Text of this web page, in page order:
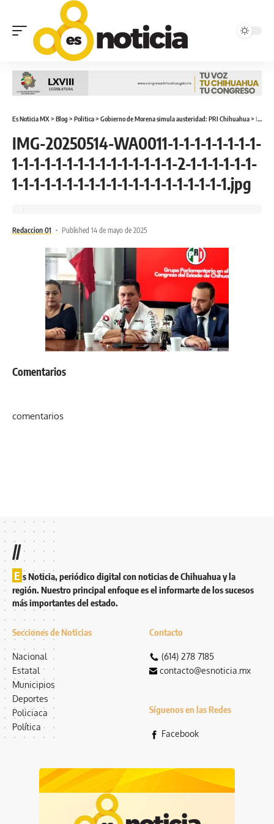
Es Noticia MX> Blog > Politica> Gobierno de Morena simula austeridad: PRI Chihuahua> IMG-20250514-WA0011-1-1-1-1-1-1-1-1-1-1-1-1-1-1-1-1-1-1-1-1-1-1-1-2-1-1-1-1-1-1-1-1-1-1-1-1-1-1-1-1-1-1-1-1-1-1-1-1-1-1.jpg
IMG-20250514-WA0011-1-1-1-1-1-1-1-1-
1-1-1-1-1-1-1-1-1-1-1-1-1-1-1-2-1-1-1-1-1-1-
1-1-1-1-1-1-1-1-1-1-1-1-1-1-1-1-1-1-1-1.jpg
Redaccion 01 Published 14 de mayo de 2025
Comentarios
comentarios
//
E s Noticia, periódico digital con noticias de Chihuahua y la
región. Nuestro principal enfoque es el informarte de los sucesos
más importantes del estado.
Secciones de Noticias
Nacional
Estatal
Municipios
Deportes
Policiaca
Política
Contacto
(614) 278 7185
contacto@esnoticia.mx
Síguenos en las Redes
Facebook